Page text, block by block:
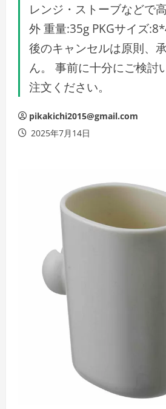
レンジ・ストーブなどで
外 重量:35g PKGサイズ
後のキャンセルは原則、
ん。 事前に十分にご検討
注文ください。
pikakichi2015@gmail.com
2025年7月14日